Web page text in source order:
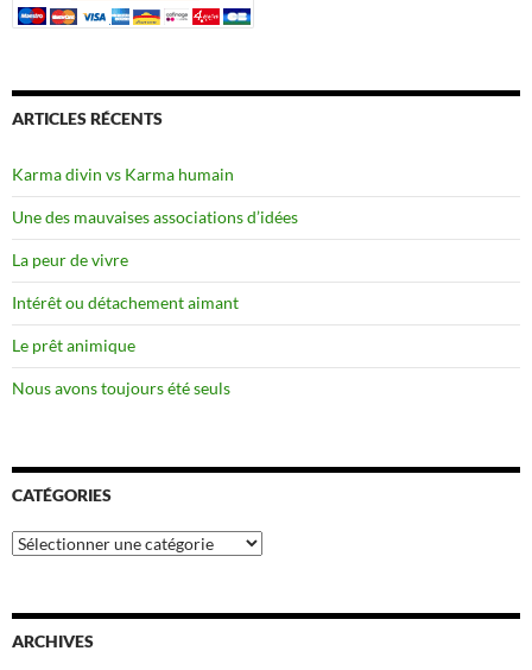
ARTICLES RÉCENTS
Karma divin vs Karma humain
Une des mauvaises associations d’idées
La peur de vivre
Intérêt ou détachement aimant
Le prêt animique
Nous avons toujours été seuls
CATÉGORIES
Catégories
ARCHIVES